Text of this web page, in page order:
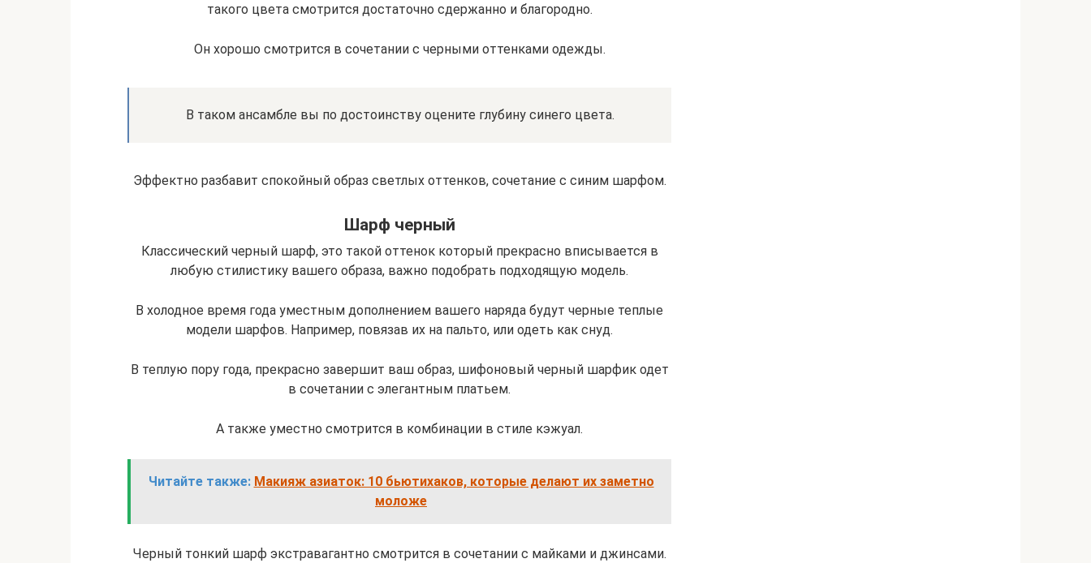
такого цвета смотрится достаточно сдержанно и благородно.
Он хорошо смотрится в сочетании с черными оттенками одежды.
В таком ансамбле вы по достоинству оцените глубину синего цвета.
Эффектно разбавит спокойный образ светлых оттенков, сочетание с синим шарфом.
Шарф черный
Классический черный шарф, это такой оттенок который прекрасно вписывается в
любую стилистику вашего образа, важно подобрать подходящую модель.
В холодное время года уместным дополнением вашего наряда будут черные теплые
модели шарфов. Например, повязав их на пальто, или одеть как снуд.
В теплую пору года, прекрасно завершит ваш образ, шифоновый черный шарфик одет
в сочетании с элегантным платьем.
А также уместно смотрится в комбинации в стиле кэжуал.
Читайте также: Макияж азиаток: 10 бьютихаков, которые делают их заметно
моложе
Черный тонкий шарф экстравагантно смотрится в сочетании с майками и джинсами.